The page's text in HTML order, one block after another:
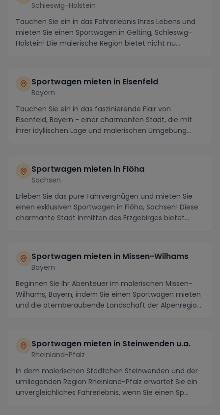
Schleswig-Holstein
Tauchen Sie ein in das Fahrerlebnis Ihres Lebens und
mieten Sie einen Sportwagen in Gelting, Schleswig-
Holstein! Die malerische Region bietet nicht nu...
Sportwagen mieten in Elsenfeld
Bayern
Tauchen Sie ein in das faszinierende Flair von
Elsenfeld, Bayern - einer charmanten Stadt, die mit
ihrer idyllischen Lage und malerischen Umgebung
Sportwagen mieten in Flöha
Sachsen
Erleben Sie das pure Fahrvergnügen und mieten Sie
einen exklusiven Sportwagen in Flöha, Sachsen! Diese
charmante Stadt inmitten des Erzgebirges bietet...
Sportwagen mieten in Missen-Wilhams
Bayern
Beginnen Sie Ihr Abenteuer im malerischen Missen-
Wilhams, Bayern, indem Sie einen Sportwagen mieten
und die atemberaubende Landschaft der Alpenregion
Sportwagen mieten in Steinwenden u.a.
Rheinland-Pfalz
In dem malerischen Städtchen Steinwenden und der
umliegenden Region Rheinland-Pfalz erwartet Sie ein
unvergleichliches Fahrerlebnis, wenn Sie einen Sp...